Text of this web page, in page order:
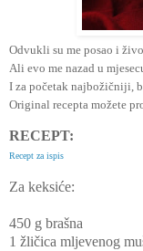
Odvukli su me posao i
Ali evo me nazad u
I za početak najbožičniji,
Original recepta možete
RECEPT:
Recept za ispis
Za keksiće:
450 g brašna
1 žličica mljevenog